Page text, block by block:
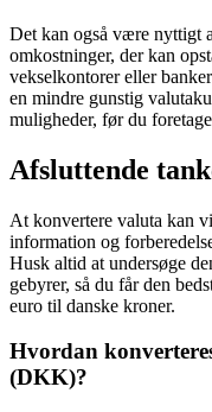
Det kan også være nyttigt
omkostninger, der kan
vekselkontorer eller
en mindre gunstig
muligheder, før du
Afsluttende
At konvertere valuta kan
information og
Husk altid at undersøge
gebyrer, så du får den
euro til danske kroner.
Hvordan
(DKK)?